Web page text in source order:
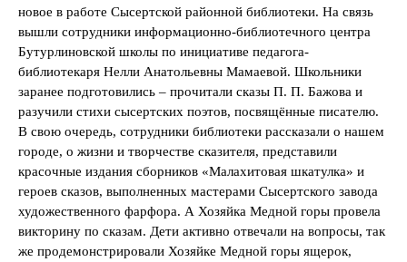
новое в работе Сысертской районной библиотеки. На связь
вышли сотрудники информационно-библиотечного центра
Бутурлиновской школы по инициативе педагога-
библиотекаря Нелли Анатольевны Мамаевой. Школьники
заранее подготовились – прочитали сказы П. П. Бажова и
разучили стихи сысертских поэтов, посвящённые писателю.
В свою очередь, сотрудники библиотеки рассказали о нашем
городе, о жизни и творчестве сказителя, представили
красочные издания сборников «Малахитовая шкатулка» и
героев сказов, выполненных мастерами Сысертского завода
художественного фарфора. А Хозяйка Медной горы провела
викторину по сказам. Дети активно отвечали на вопросы, так
же продемонстрировали Хозяйке Медной горы ящерок,